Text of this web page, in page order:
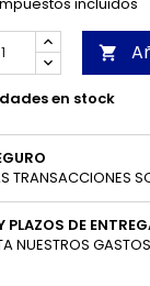

en stock
TRANSACCIONES
PLAZOS DE
NUESTROS